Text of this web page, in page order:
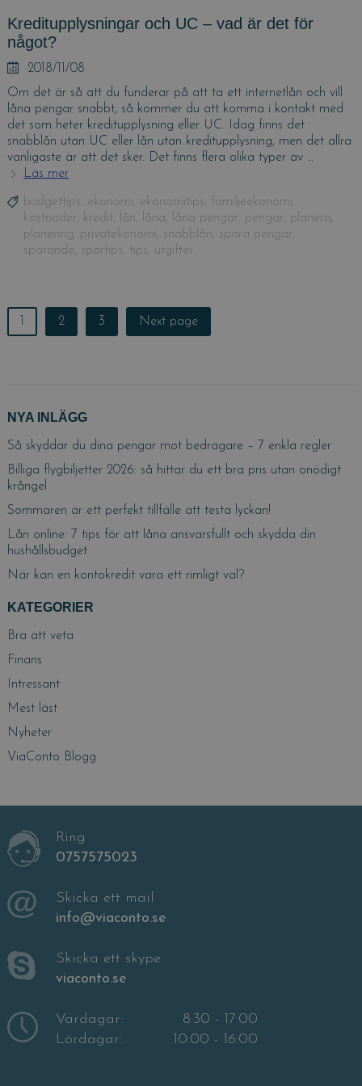
Kreditupplysningar och UC – vad är det för
något?
Posted
on
2018/11/08
Om det är så att du funderar på att ta ett internetlån och vill
låna pengar snabbt, så kommer du att komma i kontakt med
det som heter kreditupplysning eller UC. Idag finns det
snabblån utan UC eller lån utan kreditupplysning, men det allra
vanligaste är att det sker. Det finns flera olika typer av …
Läs merKreditupplysningar
UC
–
vad
är
Tags
budgettips, ekonomi, ekonomitips, familjeekonomi,
kostnader , kredit, lån, låna, låna pengar , pengar , planera,
planering, privatekonomi, snabblån, spara pengar ,
sparande, spartips, tips, utgifter
Posts
navigation
Page
2 Page
3 Next page
NYA INLÄGG
Så skyddar du dina pengar mot bedragare – 7 enkla regler
Billiga flygbiljetter 2026: så hittar du ett bra pris utan onödigt
krångel
Sommaren är ett perfekt tillfälle att testa lyckan!
Lån online: 7 tips för att låna ansvarsfullt och skydda din
hushållsbudget
När kan en kontokredit vara ett rimligt val?
KATEGORIER
Bra att veta
Finans
Intressant
Mest läst
Nyheter
ViaConto Blogg
Ring
0757575023
Skicka ett mail
info@viaconto.se
Skicka ett skype
viaconto.se
Vardagar:
8:30 - 17:00
Lördagar:
10:00 - 16:00